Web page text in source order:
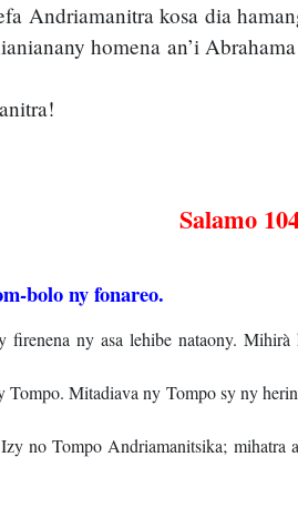
Andriamanitra kosa dia
homena an’i
Salamo
bolo ny fonareo.
firenena ny asa lehibe nataony.
Mitadiava ny Tompo sy ny
no Tompo Andriamanitsika; mihatra